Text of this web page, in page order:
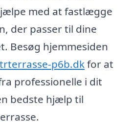
med at fastlægge
der passer til dine
Besøg hjemmesiden
p6b.dkfor at
professionelle i dit
bedste hjælp til